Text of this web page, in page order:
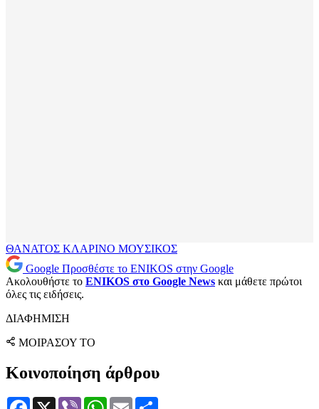
ΘΑΝΑΤΟΣ ΚΛΑΡΙΝΟ ΜΟΥΣΙΚΟΣ
Google Προσθέστε το ENIKOS στην Google
Ακολουθήστε το ENIKOS στο Google News και μάθετε πρώτοι
όλες τις ειδήσεις.
ΔΙΑΦΗΜΙΣΗ
ΜΟΙΡΑΣΟΥ ΤΟ
Κοινοποίηση άρθρου
Facebook
X Viber WhatsApp
Email